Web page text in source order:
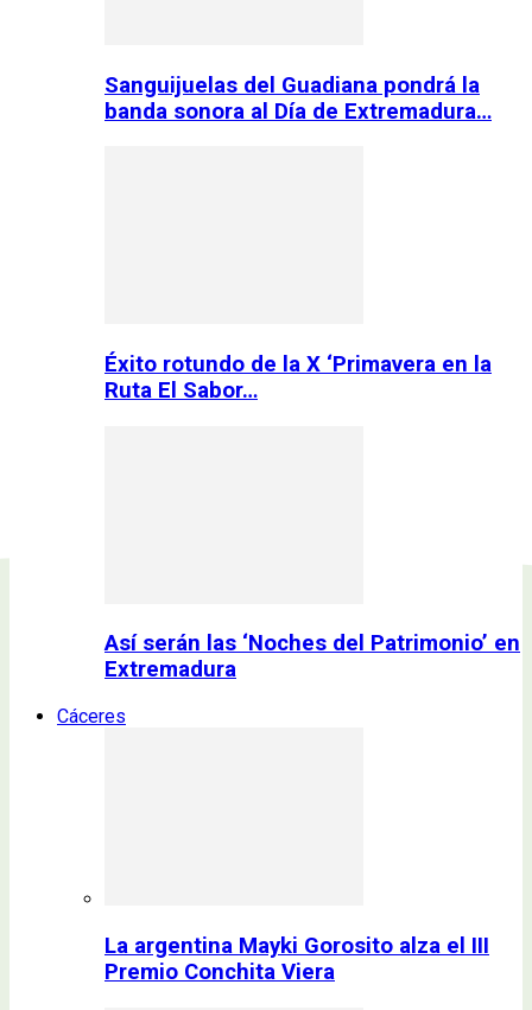
Sanguijuelas del Guadiana pondrá la
banda sonora al Día de Extremadura…
Éxito rotundo de la X ‘Primavera en la
Ruta El Sabor…
Así serán las ‘Noches del Patrimonio’ en
Extremadura
Cáceres
La argentina Mayki Gorosito alza el III
Premio Conchita Viera